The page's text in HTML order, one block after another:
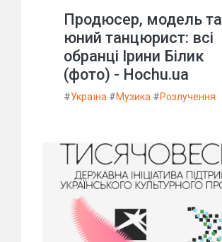
Продюсер, модель та
юний танцюрист: всі
обранці Ірини Білик
(фото) - Hochu.ua
#Україна #Музика #Розлучення